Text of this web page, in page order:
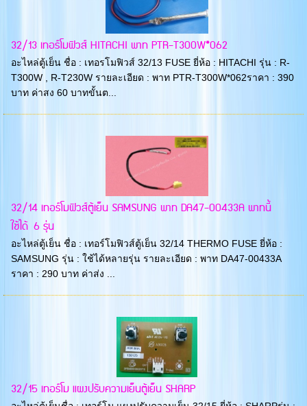
32/13 เทอร์โมฟิวส์ HITACHI พาท PTR-T300W*062
อะไหล่ตู้เย็น ชื่อ : เทอรโมฟิวส์ 32/13 FUSE ยี่ห้อ : HITACHI รุ่น : R-
T300W , R-T230W รายละเอียด : พาท PTR-T300W*062ราคา : 390
บาท ค่าสง 60 บาทขั้นต...
32/14 เทอร์โมฟิวส์ตู้เย็น SAMSUNG พาท DA47-00433A พาทนี้
ใช้ได้ 6 รุ่น
อะไหล่ตู้เย็น ชื่อ : เทอร์โมฟิวส์ตู้เย็น 32/14 THERMO FUSE ยี่ห้อ :
SAMSUNG รุ่น : ใช้ได้หลายรุ่น รายละเอียด : พาท DA47-00433A
ราคา : 290 บาท ค่าส่ง ...
32/15 เทอร์โม แผงปรับความเย็นตู้เย็น SHARP